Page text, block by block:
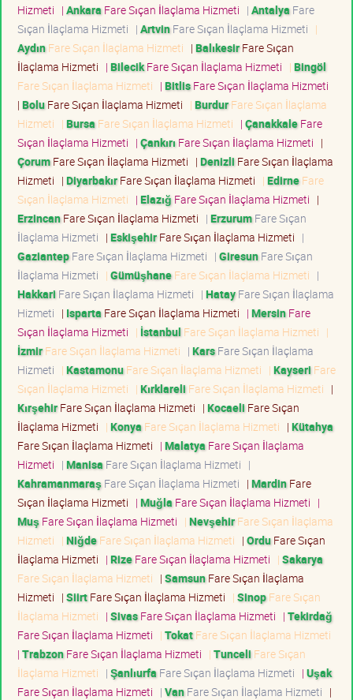
Hizmeti | Ankara Fare Sıçan İlaçlama Hizmeti | Antalya Fare
Sıçan İlaçlama Hizmeti | ArtvinFare Sıçan İlaçlama Hizmeti |
AydınFare Sıçan İlaçlama Hizmeti | BalıkesirFare Sıçan
İlaçlama Hizmeti | BilecikFare Sıçan İlaçlama Hizmeti | Bingöl
Fare Sıçan İlaçlama Hizmeti | BitlisFare Sıçan İlaçlama Hizmeti
| BoluFare Sıçan İlaçlama Hizmeti | BurdurFare Sıçan İlaçlama
Hizmeti | Bursa Fare Sıçan İlaçlama Hizmeti | ÇanakkaleFare
Sıçan İlaçlama Hizmeti | Çankırı Fare Sıçan İlaçlama Hizmeti |
ÇorumFare Sıçan İlaçlama Hizmeti | Denizli Fare Sıçan İlaçlama
Hizmeti | DiyarbakırFare Sıçan İlaçlama Hizmeti | EdirneFare
Sıçan İlaçlama Hizmeti | Elazığ Fare Sıçan İlaçlama Hizmeti |
ErzincanFare Sıçan İlaçlama Hizmeti | ErzurumFare Sıçan
İlaçlama Hizmeti | EskişehirFare Sıçan İlaçlama Hizmeti |
GaziantepFare Sıçan İlaçlama Hizmeti | GiresunFare Sıçan
İlaçlama Hizmeti | GümüşhaneFare Sıçan İlaçlama Hizmeti |
Hakkari Fare Sıçan İlaçlama Hizmeti | HatayFare Sıçan İlaçlama
Hizmeti | Isparta Fare Sıçan İlaçlama Hizmeti | MersinFare
Sıçan İlaçlama Hizmeti | İstanbul Fare Sıçan İlaçlama Hizmeti |
İzmirFare Sıçan İlaçlama Hizmeti | KarsFare Sıçan İlaçlama
Hizmeti | KastamonuFare Sıçan İlaçlama Hizmeti | Kayseri Fare
Sıçan İlaçlama Hizmeti | Kırklareli Fare Sıçan İlaçlama Hizmeti |
KırşehirFare Sıçan İlaçlama Hizmeti | Kocaeli Fare Sıçan
İlaçlama Hizmeti | Konya Fare Sıçan İlaçlama Hizmeti | Kütahya
Fare Sıçan İlaçlama Hizmeti | Malatya Fare Sıçan İlaçlama
Hizmeti | Manisa Fare Sıçan İlaçlama Hizmeti |
Kahramanmaraş Fare Sıçan İlaçlama Hizmeti | MardinFare
Sıçan İlaçlama Hizmeti | Muğla Fare Sıçan İlaçlama Hizmeti |
Muş Fare Sıçan İlaçlama Hizmeti | NevşehirFare Sıçan İlaçlama
Hizmeti | NiğdeFare Sıçan İlaçlama Hizmeti | OrduFare Sıçan
İlaçlama Hizmeti | RizeFare Sıçan İlaçlama Hizmeti | Sakarya
Fare Sıçan İlaçlama Hizmeti | SamsunFare Sıçan İlaçlama
Hizmeti | SiirtFare Sıçan İlaçlama Hizmeti | SinopFare Sıçan
İlaçlama Hizmeti | SivasFare Sıçan İlaçlama Hizmeti | Tekirdağ
Fare Sıçan İlaçlama Hizmeti | TokatFare Sıçan İlaçlama Hizmeti
| TrabzonFare Sıçan İlaçlama Hizmeti | Tunceli Fare Sıçan
İlaçlama Hizmeti | Şanlıurfa Fare Sıçan İlaçlama Hizmeti | Uşak
Fare Sıçan İlaçlama Hizmeti | VanFare Sıçan İlaçlama Hizmeti |